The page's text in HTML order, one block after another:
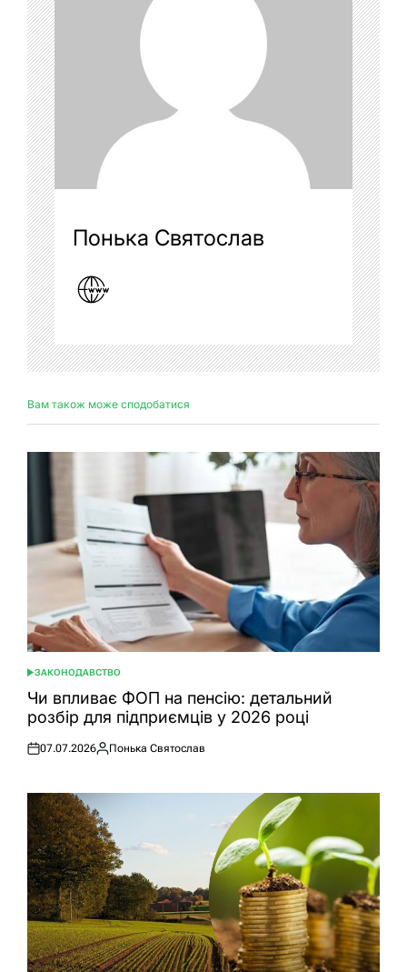
Понька Святослав
Вам також може сподобатися
ОПУБЛІКУВАТИ
У
ЗАКОНОДАВСТВО
Чи впливає ФОП на пенсію: детальний
розбір для підприємців у 2026 році
Оприлюднено
07.07.2026
Опубліковано
Понька Святослав